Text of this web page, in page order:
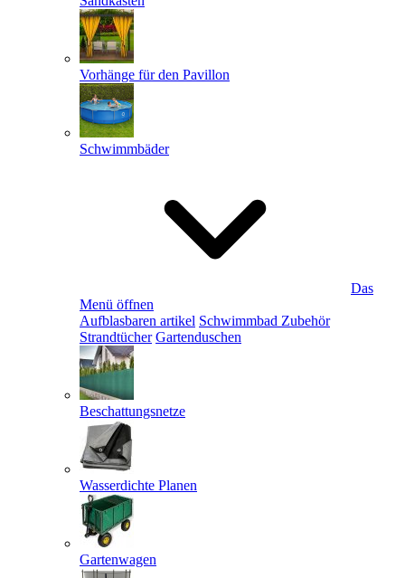
Vorhänge für den Pavillon
Schwimmbäder
Das
Menü öffnen
Aufblasbaren artikel Schwimmbad Zubehör
Strandtücher Gartenduschen
Beschattungsnetze
Wasserdichte Planen
Gartenwagen